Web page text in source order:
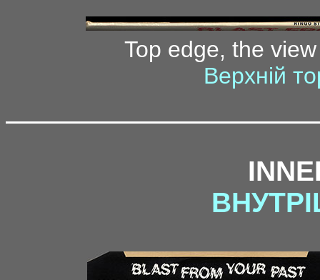
Top edge, the
Верхній